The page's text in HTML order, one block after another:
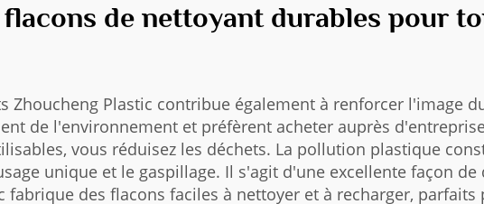
de nettoyant durables pour
Zhoucheng Plastic contribue également à renforcer l'image
de l'environnement et préfèrent acheter auprès
vous réduisez les déchets. La pollution plastique
unique et le gaspillage. Il s'agit d'une excellente façon
fabrique des flacons faciles à nettoyer et à recharger,